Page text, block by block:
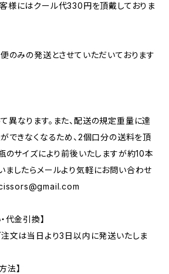
様にはクール代330円を頂戴しておりま
のみの発送とさせていただいております
異なります。また、配送の規定重量に達
できなくなるため、2個口分の送料を頂
瓶のサイズにより前後いたしますが約10本
ましたらメールより気軽にお問い合わせ
代金引換】
文は当日より3日以内に発送いたしま
法】